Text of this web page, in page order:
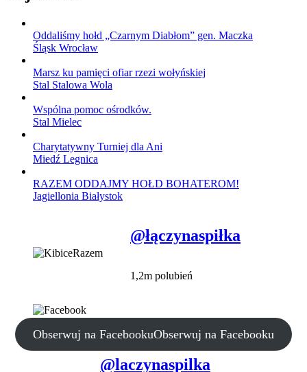
Oddaliśmy hołd „Czarnym Diabłom” gen. Maczka
Śląsk Wrocław
Marsz ku pamięci ofiar rzezi wołyńskiej
Stal Stalowa Wola
Wspólna pomoc ośrodków.
Stal Mielec
Charytatywny Turniej dla Ani
Miedź Legnica
RAZEM ODDAJMY HOŁD BOHATEROM!
Jagiellonia Białystok
@łączynaspiłka
1,2m polubień
Obserwuj na FacebookuObserwuj na Facebooku
@laczynaspilka